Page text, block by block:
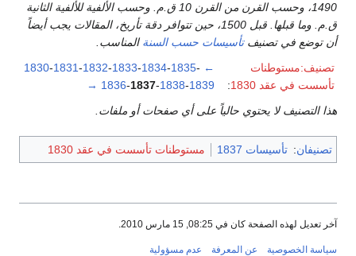
1490، وحسب القرن من القرن 10 ق.م. وحسب الألفية للألفية الثانية
ق.م. وما قبلها. قبل 1500، حين تتوافر دقة تأريخ، المقالات يجب أيضاً
أن توضع في تصنيفتأسيسات حسب السنة المناسب.
تصنيف:مستوطنات
تأسست في عقد 1830
:
←
1830-1831-1832-1833-1834-1835-
1836-1837-1838-1839
→
هذا التصنيف لا يحتوي حالياً على أي صفحات أو ملفات.
تصنيفان: تأسيسات 1837 مستوطنات تأسست في عقد 1830
آخر تعديل لهذه الصفحة كان في 08:25, 15 مارس 2010.
سياسة الخصوصية عن المعرفة عدم مسؤولية